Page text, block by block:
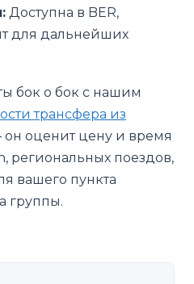
Доступна в BER,
для дальнейших
бок о бок с нашим
трансфера из
оценит цену и время
региональных поездов,
вашего пункта
группы.